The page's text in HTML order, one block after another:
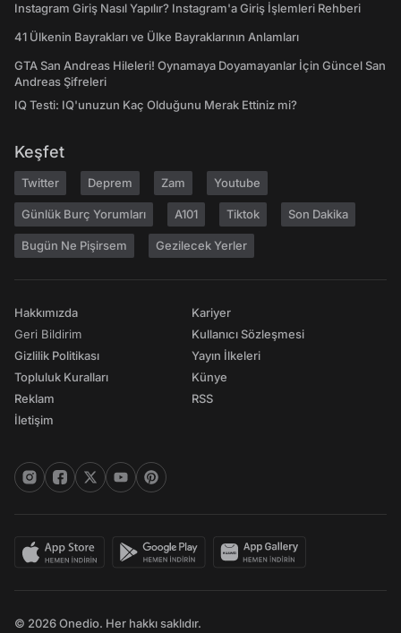
Instagram Giriş Nasıl Yapılır? Instagram'a Giriş İşlemleri Rehberi
41 Ülkenin Bayrakları ve Ülke Bayraklarının Anlamları
GTA San Andreas Hileleri! Oynamaya Doyamayanlar İçin Güncel San
Andreas Şifreleri
IQ Testi: IQ'unuzun Kaç Olduğunu Merak Ettiniz mi?
Keşfet
Twitter Deprem Zam Youtube
Günlük Burç Yorumları A101 Tiktok Son Dakika
Bugün Ne Pişirsem Gezilecek Yerler
Hakkımızda
Geri Bildirim
Gizlilik Politikası
Topluluk Kuralları
Reklam
İletişim
Kariyer
Kullanıcı Sözleşmesi
Yayın İlkeleri
Künye
RSS
© 2026 Onedio. Her hakkı saklıdır.